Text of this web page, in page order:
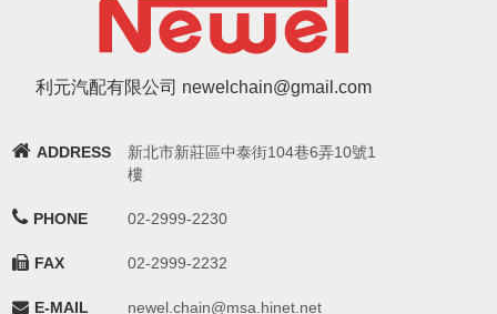
利元汽配有限公司 newelchain@gmail.com
ADDRESS
新北市新莊區中泰街104巷6弄10號1
樓
PHONE 02-2999-2230
FAX 02-2999-2232
E-MAIL newel.chain@msa.hinet.net